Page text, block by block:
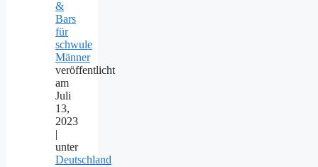
&
Bars
für
schwule
Männer
veröffentlicht
am
Juli
13,
2023
|
unter
Deutschland